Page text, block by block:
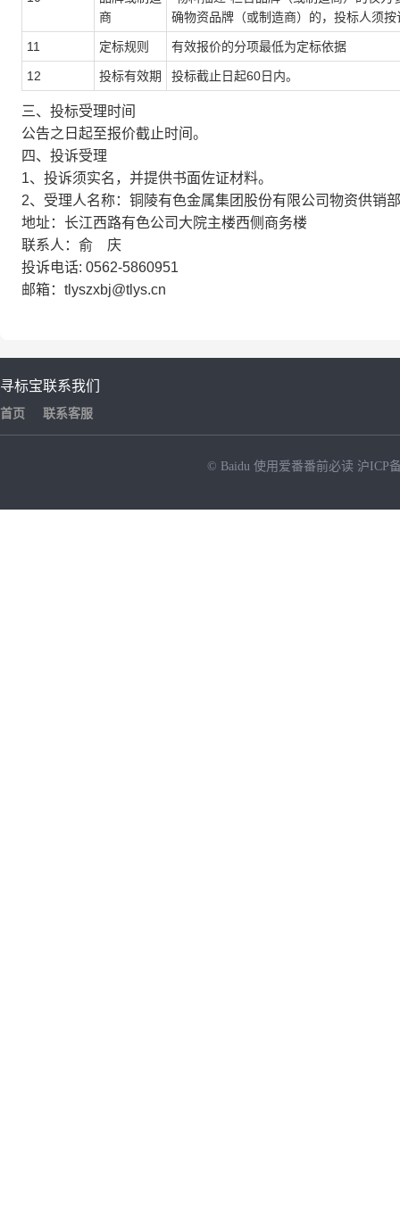
商
确物资品牌（或制造商）的，投标人须
11 定标规则 有效报价的分项最低为定标依据
12 投标有效期 投标截止日起60日内。
三、投标受理时间
公告之日起至报价截止时间。
四、投诉受理
1、投诉须实名，并提供书面佐证材料。
2、受理人名称：铜陵有色金属集团股份有限公司物资供销
地址：长江西路有色公司大院主楼西侧商务楼
联系人：俞 庆
投诉电话: 0562-5860951
邮箱：tlyszxbj@tlys.cn
寻标宝
首页
联系我们
联系客服
© Baidu 使用爱番番前必读 沪ICP